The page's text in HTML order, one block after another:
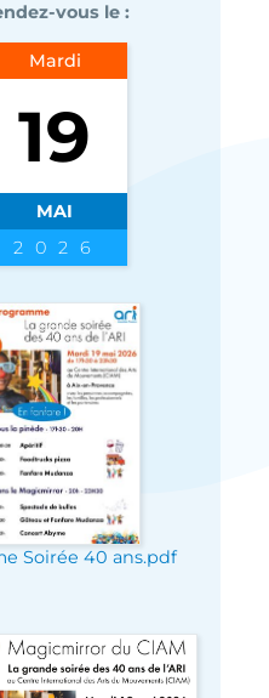
vous le :
Mardi
19
MAI
2026
Soirée 40 ans.pdf